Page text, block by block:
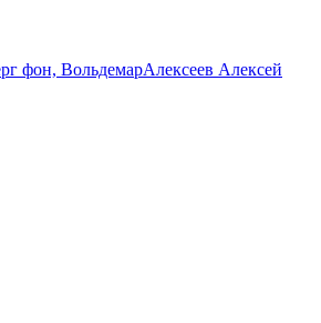
фон, ВольдемарАлексеев Алексей